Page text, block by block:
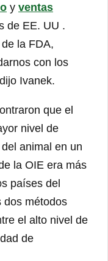
y ventas
de EE. UU .
la FDA,
con los
Ivanek.
que el
nivel de
animal en un
la OIE era más
países del
dos métodos
el alto nivel de
de